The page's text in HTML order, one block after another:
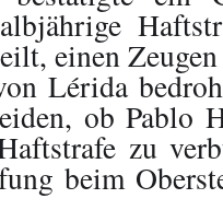
einen Zeugen
Lérida
ob Pablo
zu
beim